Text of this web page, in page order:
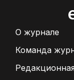
О журнале
Команда